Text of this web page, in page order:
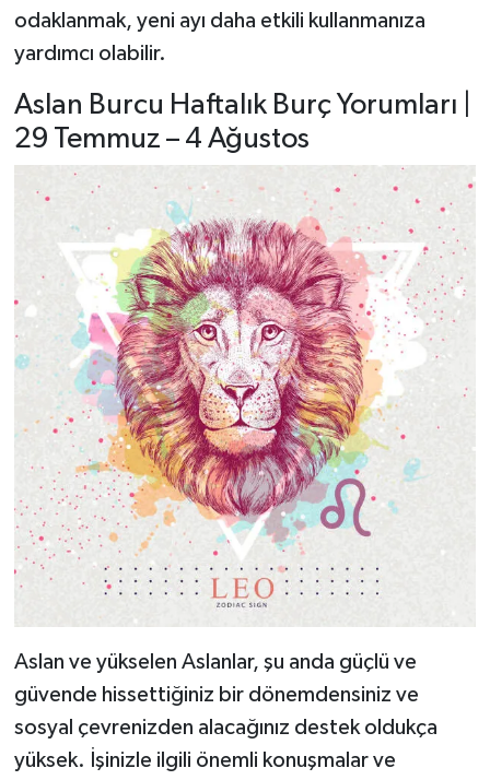
odaklanmak, yeni ayı daha etkili kullanmanıza
yardımcı olabilir.
Aslan Burcu Haftalık Burç Yorumları |
29 Temmuz – 4 Ağustos
Aslan ve yükselen Aslanlar, şu anda güçlü ve
güvende hissettiğiniz bir dönemdensiniz ve
sosyal çevrenizden alacağınız destek oldukça
yüksek. İşinizle ilgili önemli konuşmalar ve